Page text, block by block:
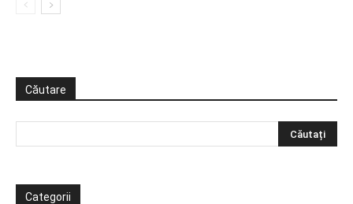
Căutare
Categorii